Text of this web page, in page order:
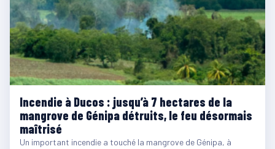
Incendie à Ducos : jusqu’à 7 hectares de la
mangrove de Génipa détruits, le feu désormais
maîtrisé
Un important incendie a touché la mangrove de Génipa, à